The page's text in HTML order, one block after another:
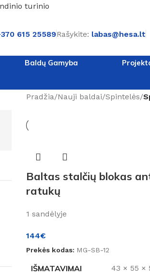
turinio
615 25589Rašykite: labas@hesa.lt
Baldų Gamyba
Pradžia/Nauji baldai/Spintelės/
Baltas stalčių blokas
ratukų
1 sandėlyje
144€
Prekės kodas: MG-SB-12
IŠMATAVIMAI 43 × 55 ×